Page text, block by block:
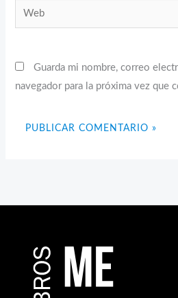
Web
Guarda mi nombre, correo
navegador para la próxima vez que